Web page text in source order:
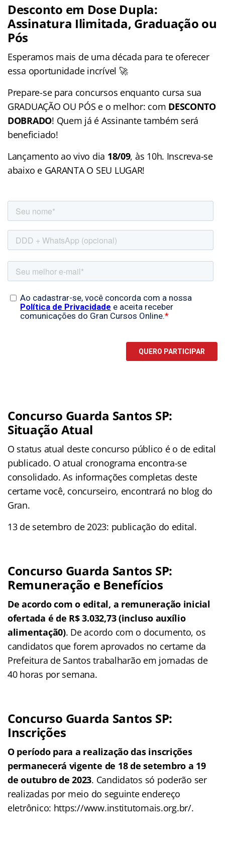
Desconto em Dose Dupla:
Assinatura Ilimitada, Graduação ou
Pós
Esperamos mais de uma década para te oferecer
essa oportunidade incrível 🚀
Prepare-se para concursos enquanto cursa sua
GRADUAÇÃO OU PÓS e o melhor: com DESCONTO
DOBRADO! Quem já é Assinante também será
beneficiado!
Lançamento ao vivo dia 18/09, às 10h. Inscreva-se
abaixo e GARANTA O SEU LUGAR!
Concurso Guarda Santos SP:
Situação Atual
O status atual deste concurso público é o de edital
publicado. O atual cronograma encontra-se
consolidado. As informações completas deste
certame você, concurseiro, encontrará no blog do
Gran.
13 de setembro de 2023: publicação do edital.
Concurso Guarda Santos SP:
Remuneração e Benefícios
De acordo com o edital, a remuneração inicial
ofertada é de R$ 3.032,73 (incluso auxílio
alimentaçã0). De acordo com o documento, os
candidatos que forem aprovados no certame da
Prefeitura de Santos trabalharão em jornadas de
40 horas por semana.
Concurso Guarda Santos SP:
Inscrições
O período para a realização das inscrições
permanecerá vigente de 18 de setembro a 19
de outubro de 2023. Candidatos só poderão ser
realizadas por meio do seguinte endereço
eletrônico: https://www.institutomais.org.br/.